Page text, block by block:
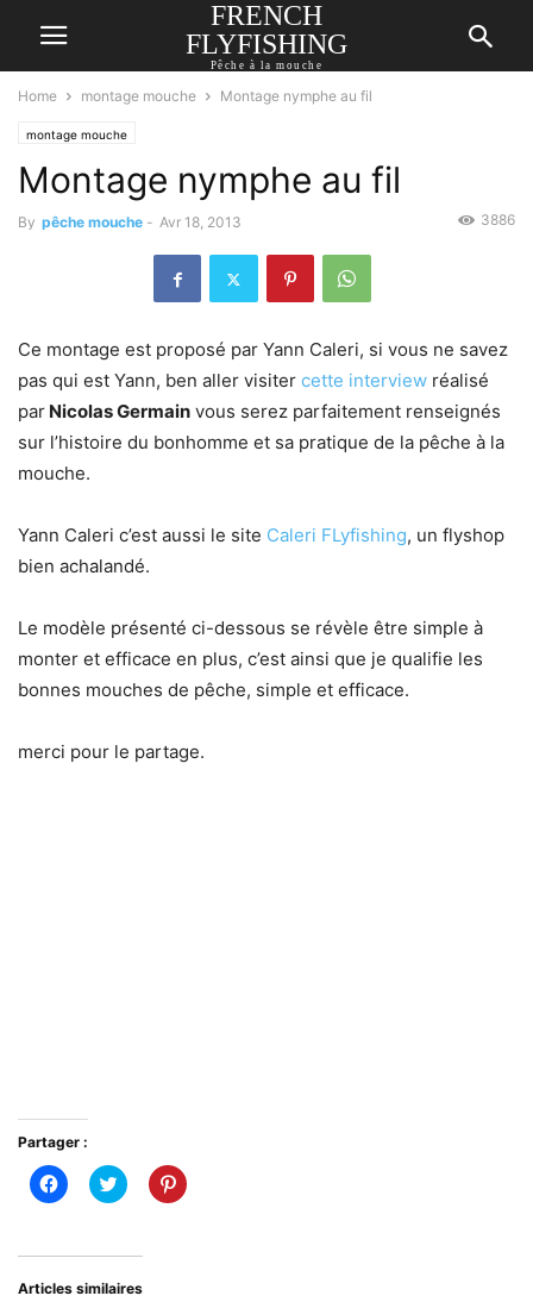
FRENCH
FLYFISHING
Pêche à la mouche
Home montage mouche Montage nymphe au fil
montage mouche
Montage nymphe au fil
By pêche mouche - Avr 18, 2013 3886
Ce montage est proposé par Yann Caleri, si vous ne savez
pas qui est Yann, ben aller visiter cette interview réalisé
par Nicolas Germain vous serez parfaitement renseignés
sur l’histoire du bonhomme et sa pratique de la pêche à la
mouche.
Yann Caleri c’est aussi le site Caleri FLyfishing, un flyshop
bien achalandé.
Le modèle présenté ci-dessous se révèle être simple à
monter et efficace en plus, c’est ainsi que je qualifie les
bonnes mouches de pêche, simple et efficace.
merci pour le partage.
Partager :
Cliquez
pour
dans
nouvelle
Cliquez
pour
dans
nouvelle
Cliquez
pour
Articles similaires